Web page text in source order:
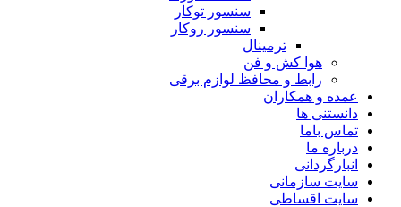
سنسور توکار
سنسور روکار
ترمینال
هوا کش و فن
رابط و محافظ لوازم برقی
عمده و همکاران
دانستنی ها
تماس باما
درباره ما
انبارگردانی
سایت سازمانی
سایت اقساطی